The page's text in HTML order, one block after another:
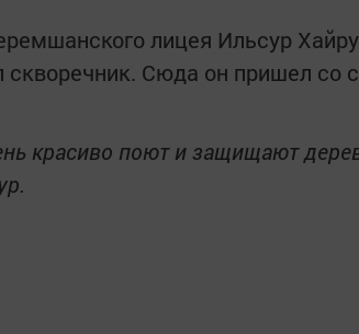
лицея Ильсур
скворечник. Сюда он пришел со
красиво поют и защищают